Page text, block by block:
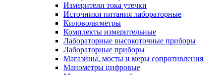
Измерители тока утечки
Источники питания лабораторные
Киловольтметры
Комплекты измерительные
Лабораторные высокоточные приборы
Лабораторные приборы
Магазины, мосты и меры сопротивления
Манометры цифровые